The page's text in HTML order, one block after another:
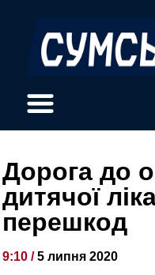
Дорога до
дитячої
перешкод
9:10 /5 липня 2020